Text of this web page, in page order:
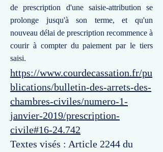
de prescription d'une saisie-attribution se
prolonge jusqu'à son terme, et qu'un
nouveau délai de prescription recommence à
courir à compter du paiement par le tiers
saisi.
https://www.courdecassation.fr/pu
blications/bulletin-des-arrets-des-
chambres-civiles/numero-1-
janvier-2019/prescription-
civile#16-24.742
Textes visés : Article 2244 du